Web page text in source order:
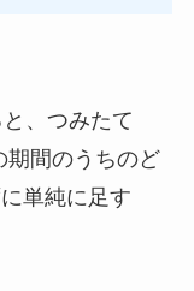
、つみたて
期間のうちのど
単純に足す